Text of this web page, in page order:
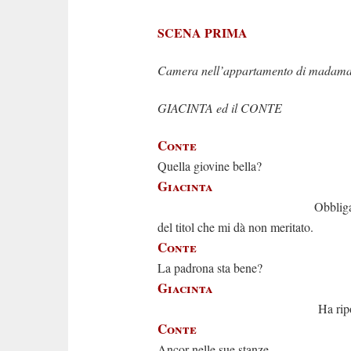
SCENA PRIMA
Camera nell’appartamento di
GIACINTA ed il CONTE
Conte
Quella giovine bella?
Giacinta
del titol che mi dà non meritato.
Conte
La padrona sta bene?
Giacinta
Ha
Conte